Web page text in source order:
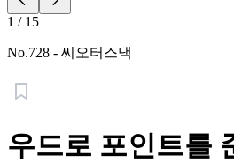
1 / 15
No.728 - 씨오터스낵
우드로 포인트를